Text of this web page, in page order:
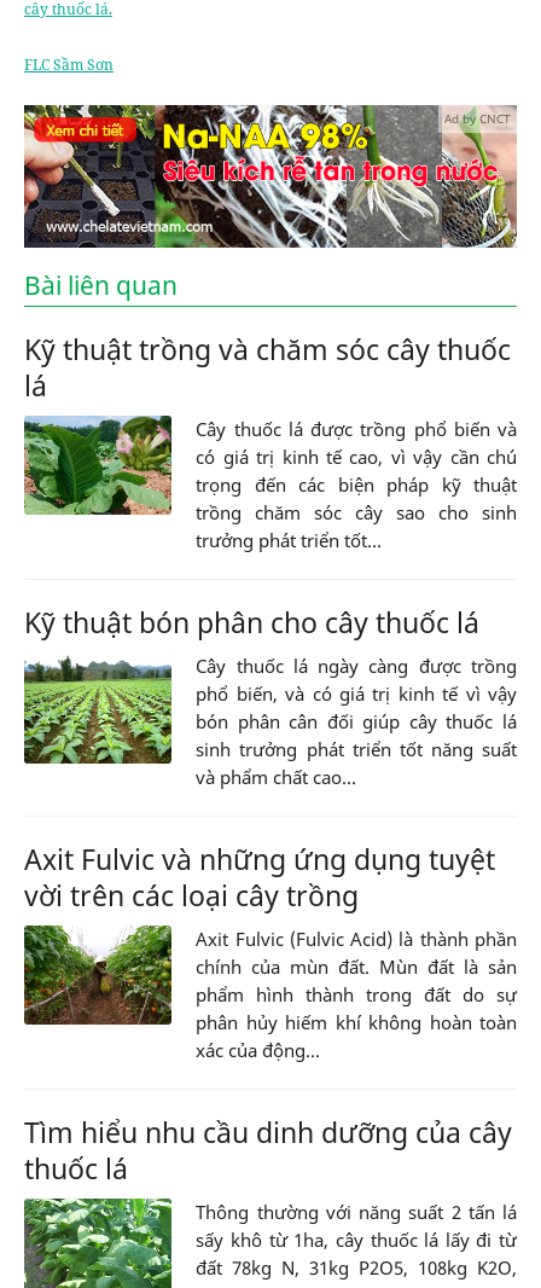
cây thuốc lá.
FLC Sầm Sơn
Ad by CNCT
Bài liên quan
Kỹ thuật trồng và chăm sóc cây thuốc
lá
Cây thuốc lá được trồng phổ biến và
có giá trị kinh tế cao, vì vậy cần chú
trọng đến các biện pháp kỹ thuật
trồng chăm sóc cây sao cho sinh
trưởng phát triển tốt...
Kỹ thuật bón phân cho cây thuốc lá
Cây thuốc lá ngày càng được trồng
phổ biến, và có giá trị kinh tế vì vậy
bón phân cân đối giúp cây thuốc lá
sinh trưởng phát triển tốt năng suất
và phẩm chất cao...
Axit Fulvic và những ứng dụng tuyệt
vời trên các loại cây trồng
Axit Fulvic (Fulvic Acid) là thành phần
chính của mùn đất. Mùn đất là sản
phẩm hình thành trong đất do sự
phân hủy hiếm khí không hoàn toàn
xác của động...
Tìm hiểu nhu cầu dinh dưỡng của cây
thuốc lá
Thông thường với năng suất 2 tấn lá
sấy khô từ 1ha, cây thuốc lá lấy đi từ
đất 78kg N, 31kg P2O5, 108kg K2O,